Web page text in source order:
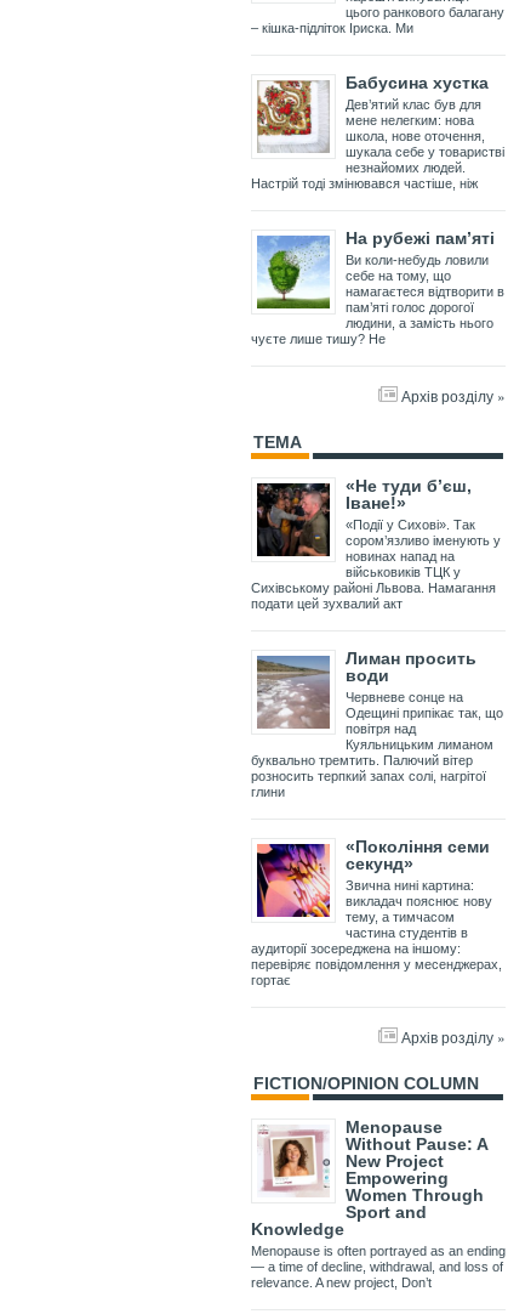
цього ранкового балагану
– кішка-підліток Іриска. Ми
Бабусина хустка
Дев’ятий клас був для
мене нелегким: нова
школа, нове оточення,
шукала себе у товаристві
незнайомих людей.
Настрій тоді змінювався частіше, ніж
На рубежі пам’яті
Ви коли-небудь ловили
себе на тому, що
намагаєтеся відтворити в
пам’яті голос дорогої
людини, а замість нього
чуєте лише тишу? Не
Архів розділу »
ТЕМА
«Не туди б’єш,
Іване!»
«Події у Сихові». Так
сором’язливо іменують у
новинах напад на
військовиків ТЦК у
Сихівському районі Львова. Намагання
подати цей зухвалий акт
Лиман просить
води
Червневе сонце на
Одещині припікає так, що
повітря над
Куяльницьким лиманом
буквально тремтить. Палючий вітер
розносить терпкий запах солі, нагрітої
глини
«Покоління семи
секунд»
Звична нині картина:
викладач пояснює нову
тему, а тимчасом
частина студентів в
аудиторії зосереджена на іншому:
перевіряє повідомлення у месенджерах,
гортає
Архів розділу »
FICTION/OPINION COLUMN
Menopause
Without Pause: A
New Project
Empowering
Women Through
Sport and
Knowledge
Menopause is often portrayed as an ending
— a time of decline, withdrawal, and loss of
relevance. A new project, Don’t